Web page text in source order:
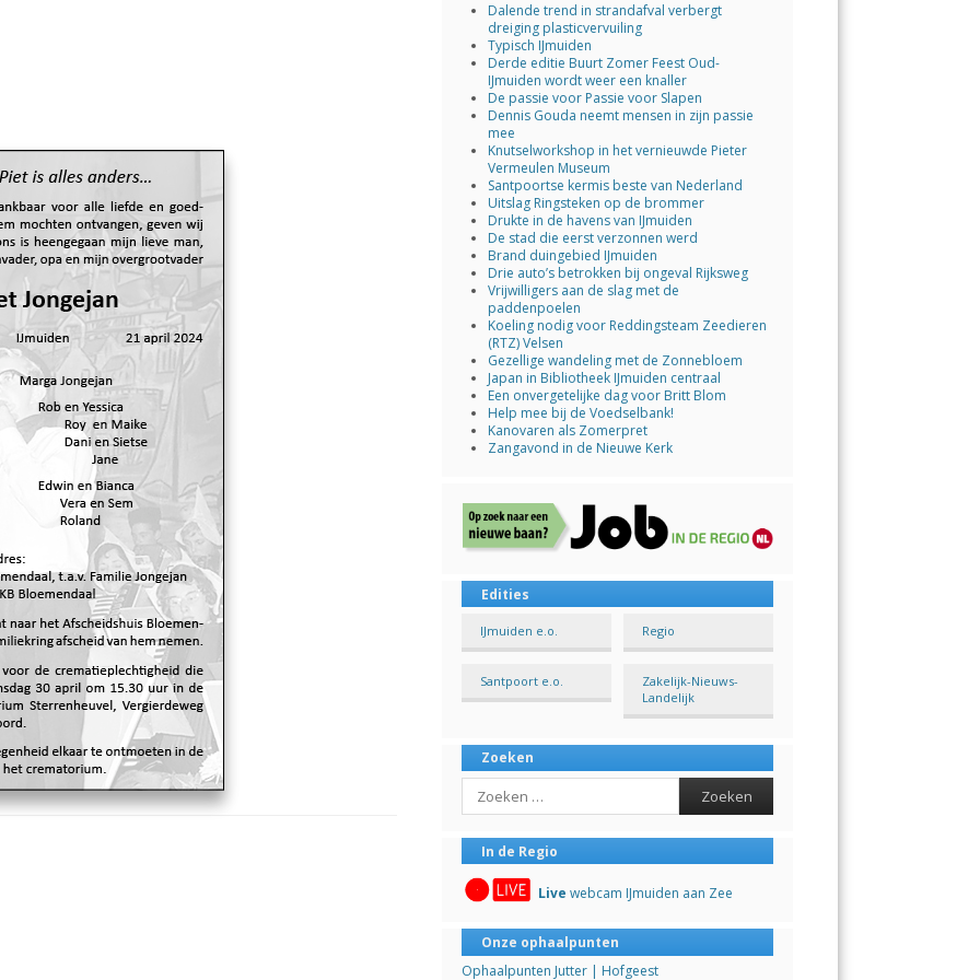
Dalende trend in strandafval verbergt
dreiging plasticvervuiling
Typisch IJmuiden
Derde editie Buurt Zomer Feest Oud-
IJmuiden wordt weer een knaller
De passie voor Passie voor Slapen
Dennis Gouda neemt mensen in zijn passie
mee
Knutselworkshop in het vernieuwde Pieter
Vermeulen Museum
Santpoortse kermis beste van Nederland
Uitslag Ringsteken op de brommer
Drukte in de havens van IJmuiden
De stad die eerst verzonnen werd
Brand duingebied IJmuiden
Drie auto’s betrokken bij ongeval Rijksweg
Vrijwilligers aan de slag met de
paddenpoelen
Koeling nodig voor Reddingsteam Zeedieren
(RTZ) Velsen
Gezellige wandeling met de Zonnebloem
Japan in Bibliotheek IJmuiden centraal
Een onvergetelijke dag voor Britt Blom
Help mee bij de Voedselbank!
Kanovaren als Zomerpret
Zangavond in de Nieuwe Kerk
Edities
IJmuiden e.o. Regio
Santpoort e.o.
Zakelijk-Nieuws-
Landelijk
Zoeken
Search
In de Regio
Live webcam IJmuiden aan Zee
Onze ophaalpunten
Ophaalpunten Jutter | Hofgeest